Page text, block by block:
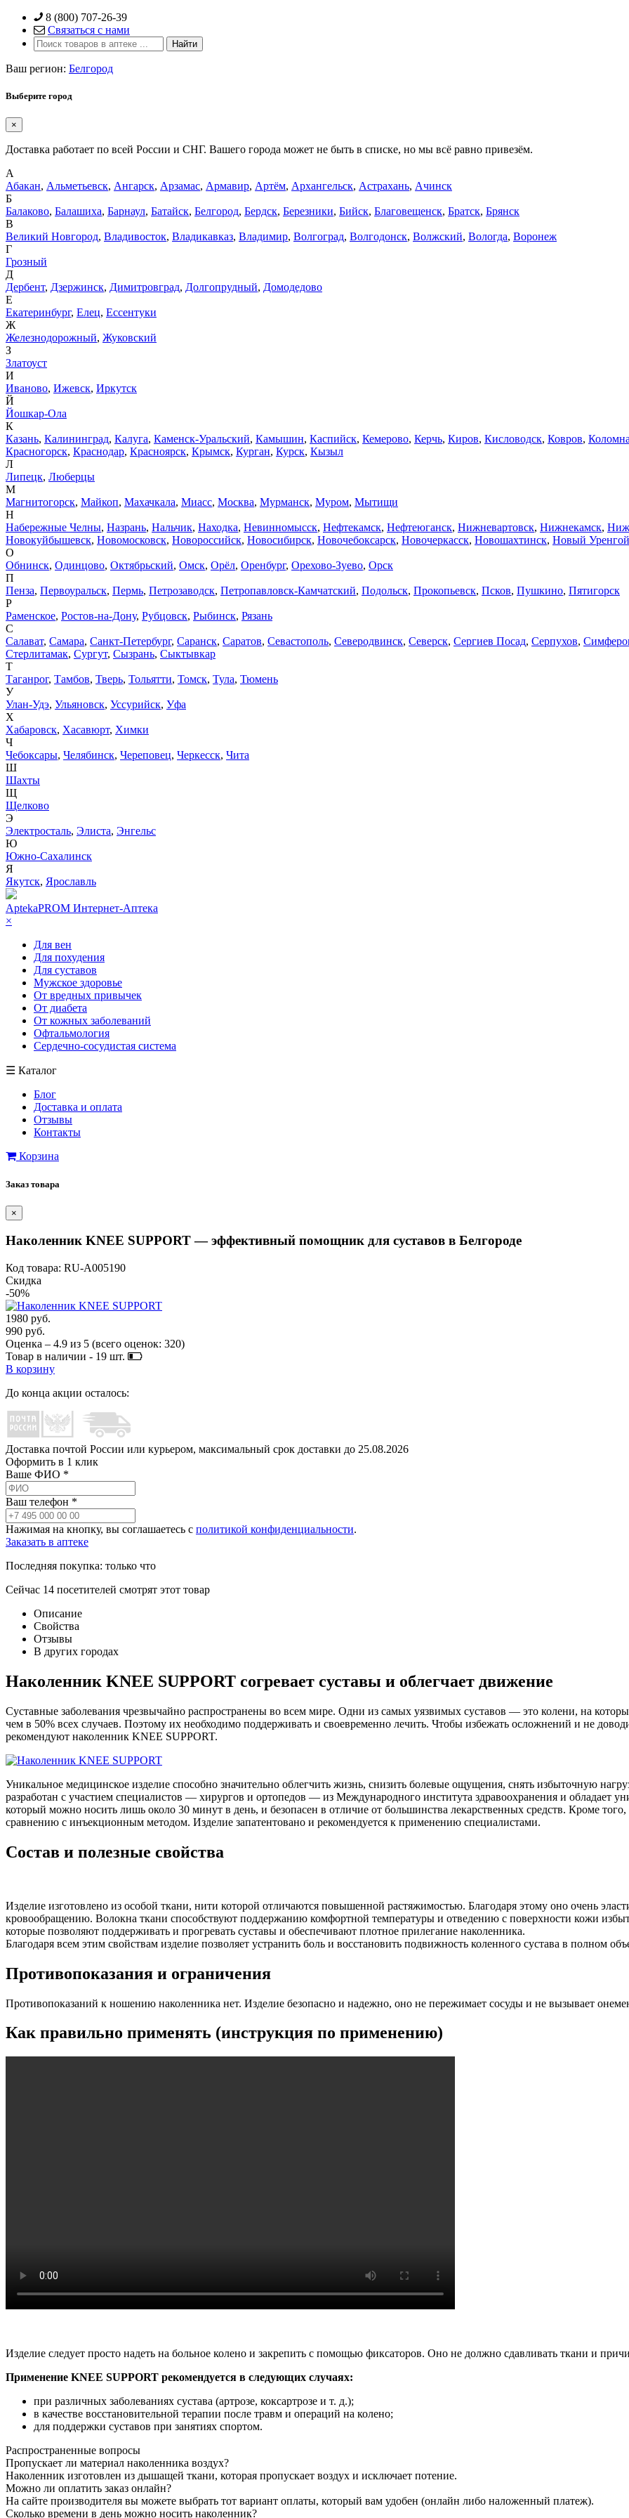
Skip
content
8 (800) 707-26-39
Связаться с нами
Ваш регион: Белгород
Выберите город
×
Доставка работает по всей России и СНГ. Вашего города может не быть в списке, но мы всё равно привезём.
А
Абакан, Альметьевск, Ангарск, Арзамас, Армавир, Артём, Архангельск, Астрахань, Ачинск
Б
Балаково, Балашиха, Барнаул, Батайск, Белгород, Бердск, Березники, Бийск, Благовещенск, Братск, Брянск
В
Великий Новгород, Владивосток, Владикавказ, Владимир, Волгоград, Волгодонск, Волжский, Вологда, Воронеж
Г
Грозный
Д
Дербент, Дзержинск, Димитровград, Долгопрудный, Домодедово
Е
Екатеринбург, Елец, Ессентуки
Ж
Железнодорожный, Жуковский
З
Златоуст
И
Иваново, Ижевск, Иркутск
Й
Йошкар-Ола
К
Казань, Калининград, Калуга, Каменск-Уральский, Камышин, Каспийск, Кемерово, Керчь, Киров, Кисловодск, Ковров, Коломна
Красногорск, Краснодар, Красноярск, Крымск, Курган, Курск, Кызыл
Л
Липецк, Люберцы
М
Магнитогорск, Майкоп, Махачкала, Миасс, Москва, Мурманск, Муром, Мытищи
Н
Набережные Челны, Назрань, Нальчик, Находка, Невинномысск, Нефтекамск, Нефтеюганск, Нижневартовск, Нижнекамск,
Новокуйбышевск, Новомосковск, Новороссийск, Новосибирск, Новочебоксарск, Новочеркасск, Новошахтинск, Новый Уренгой
О
Обнинск, Одинцово, Октябрьский, Омск, Орёл, Оренбург, Орехово-Зуево, Орск
П
Пенза, Первоуральск, Пермь, Петрозаводск, Петропавловск-Камчатский, Подольск, Прокопьевск, Псков, Пушкино, Пятигорск
Р
Раменское, Ростов-на-Дону, Рубцовск, Рыбинск, Рязань
С
Салават, Самара, Санкт-Петербург, Саранск, Саратов, Севастополь, Северодвинск, Северск, Сергиев Посад, Серпухов,
Стерлитамак, Сургут, Сызрань, Сыктывкар
Т
Таганрог, Тамбов, Тверь, Тольятти, Томск, Тула, Тюмень
У
Улан-Удэ, Ульяновск, Уссурийск, Уфа
Х
Хабаровск, Хасавюрт, Химки
Ч
Чебоксары, Челябинск, Череповец, Черкесск, Чита
Ш
Шахты
Щ
Щелково
Э
Электросталь, Элиста, Энгельс
Ю
Южно-Сахалинск
Я
Якутск, Ярославль
AptekaPROM Интернет-Аптека
×
Для вен
Для похудения
Для суставов
Мужское здоровье
От вредных привычек
От диабета
От кожных заболеваний
Офтальмология
Сердечно-сосудистая система
☰ Каталог
Блог
Доставка и оплата
Отзывы
Контакты
Корзина
Заказ товара
×
Наколенник KNEE SUPPORT — эффективный помощник для суставов в Белгороде
Код товара: RU-A005190
Скидка
-50%
1980 руб.
990 руб.
Оценка – 4.9 из 5 (всего оценок: 320)
Товар в наличии - 19 шт.
В корзину
До конца акции осталось:
Доставка почтой России или курьером, максимальный срок доставки до 25.08.2026
Оформить в 1 клик
Ваше ФИО *
Ваш телефон *
Нажимая на кнопку, вы соглашаетесь с политикой конфиденциальности.
Заказать в аптеке
Последняя покупка: только что
Сейчас 14 посетителей смотрят этот товар
Описание
Свойства
Отзывы
В других городах
Наколенник KNEE SUPPORT согревает суставы и облегчает движение
Суставные заболевания чрезвычайно распространены во всем мире. Одни из самых уязвимых суставов — это колени, на
чем в 50% всех случаев. Поэтому их необходимо поддерживать и своевременно лечить. Чтобы избежать осложнений и не
рекомендуют наколенник KNEE SUPPORT.
Уникальное медицинское изделие способно значительно облегчить жизнь, снизить болевые ощущения, снять избыточную
разработан с участием специалистов — хирургов и ортопедов — из Международного института здравоохранения и обладает
который можно носить лишь около 30 минут в день, и безопасен в отличие от большинства лекарственных средств. Кроме
сравнению с инъекционным методом. Изделие запатентовано и рекомендуется к применению специалистами.
Состав и полезные свойства
Изделие изготовлено из особой ткани, нити которой отличаются повышенной растяжимостью. Благодаря этому оно очень
кровообращению. Волокна ткани способствуют поддержанию комфортной температуры и отведению с поверхности кожи
которые позволяют поддерживать и прогревать суставы и обеспечивают плотное прилегание наколенника.
Благодаря всем этим свойствам изделие позволяет устранить боль и восстановить подвижность коленного сустава в полном
Противопоказания и ограничения
Противопоказаний к ношению наколенника нет. Изделие безопасно и надежно, оно не пережимает сосуды и не вызывает
Как правильно применять (инструкция по применению)
Изделие следует просто надеть на больное колено и закрепить с помощью фиксаторов. Оно не должно сдавливать ткани и
Применение KNEE SUPPORT рекомендуется в следующих случаях:
при различных заболеваниях сустава (артрозе, коксартрозе и т. д.);
в качестве восстановительной терапии после травм и операций на колено;
для поддержки суставов при занятиях спортом.
Распространенные вопросы
Пропускает ли материал наколенника воздух?
Наколенник изготовлен из дышащей ткани, которая пропускает воздух и исключает потение.
Можно ли оплатить заказ онлайн?
На сайте производителя вы можете выбрать тот вариант оплаты, который вам удобен (онлайн либо наложенный платеж).
Сколько времени в день можно носить наколенник?